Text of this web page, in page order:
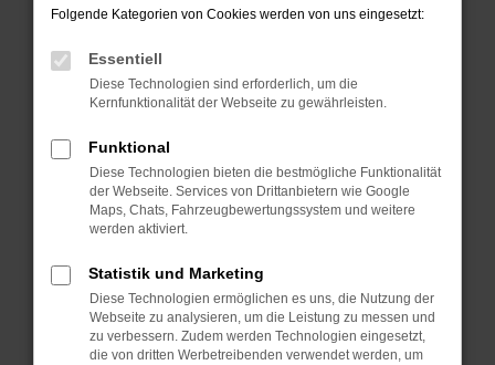
Prüfe deine Browsererweiterungen.
können das Laden bestimmter Seiten
verhindern. Funktioniert die Seite in einem
Fenster?
Starte dein Gerät neu.
Das kann manchmal helfen, vorübergehende
Probleme zu beheben.
Betriebssystem auf dem neuesten Stand
sind.
Veraltete Software birgt nicht nur ein
Sicherheitsrisiko, sondern kann auch dazu
Folgende Kategorien von Cookies werden von uns eingesetzt:
Essentiell
Diese Technologien sind erforderlich, um die
Kernfunktionalität der Webseite zu gewährleisten.
Funktional
Diese Technologien bieten die bestmögliche Funktionalität
der Webseite. Services von Drittanbietern wie Google
Maps, Chats, Fahrzeugbewertungssystem und weitere
werden aktiviert.
Statistik und Marketing
Diese Technologien ermöglichen es uns, die Nutzung der
Webseite zu analysieren, um die Leistung zu messen und
zu verbessern. Zudem werden Technologien eingesetzt,
die von dritten Werbetreibenden verwendet werden, um